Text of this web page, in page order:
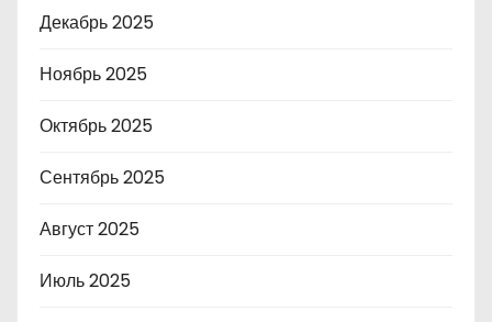
Декабрь 2025
Ноябрь 2025
Октябрь 2025
Сентябрь 2025
Август 2025
Июль 2025